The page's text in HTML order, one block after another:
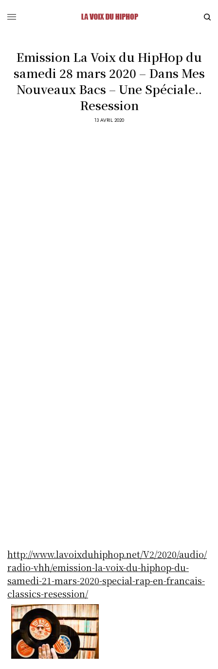
Emission La Voix du HipHop du
samedi 28 mars 2020 – Dans Mes
Nouveaux Bacs – Une Spéciale..
Resession
13 AVRIL 2020
http://www.lavoixduhiphop.net/V2/2020/audio/
radio-vhh/emission-la-voix-du-hiphop-du-
samedi-21-mars-2020-special-rap-en-francais-
classics-resession/